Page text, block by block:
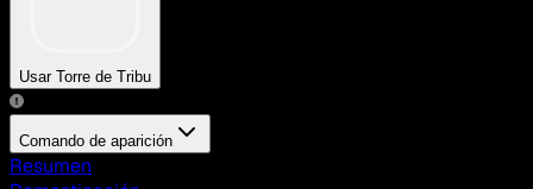
Usar Torre de Tribu
Comando de aparición
Resumen